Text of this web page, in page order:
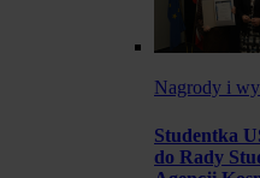
Nagrody i
Studentka
do Rady